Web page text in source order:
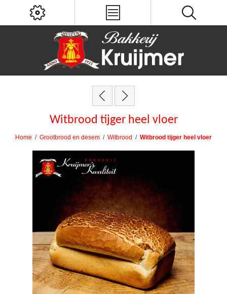
Witbrood tijger heel vloer
Home / Grootbrood en desem / Witbrood / Witbrood tijger heel vloer